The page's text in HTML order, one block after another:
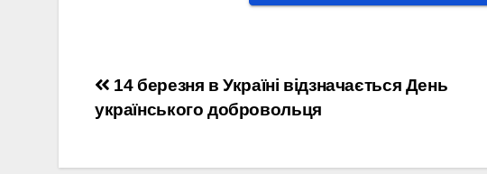
Навігація
записів
14 березня в Україні відзначається День
українського добровольця